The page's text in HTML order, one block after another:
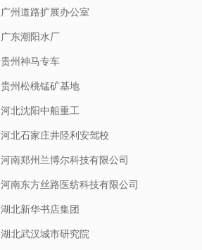
广州道路扩展办公室
广东潮阳水厂
贵州神马专车
贵州松桃锰矿基地
河北沈阳中船重工
河北石家庄井陉利安驾校
河南郑州兰博尔科技有限公司
河南东方丝路医纺科技有限公司
湖北新华书店集团
湖北武汉城市研究院